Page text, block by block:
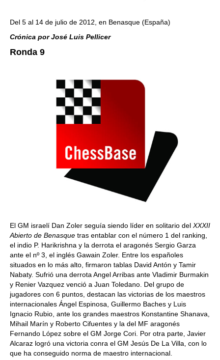
Del 5 al 14 de julio de 2012, en Benasque (España)
Crónica por José Luis Pellicer
Ronda 9
El GM israelí Dan Zoler seguía siendo líder en solitario del XXXII
Abierto de Benasque tras entablar con el número 1 del ranking,
el indio P. Harikrishna y la derrota el aragonés Sergio Garza
ante el nº 3, el inglés Gawain Zoler. Entre los españoles
situados en lo más alto, firmaron tablas David Antón y Tamir
Nabaty. Sufrió una derrota Angel Arribas ante Vladimir Burmakin
y Renier Vazquez venció a Juan Toledano. Del grupo de
jugadores con 6 puntos, destacan las victorias de los maestros
internacionales Ángel Espinosa, Guillermo Baches y Luis
Ignacio Rubio, ante los grandes maestros Konstantine Shanava,
Mihail Marín y Roberto Cifuentes y la del MF aragonés
Fernando López sobre el GM Jorge Cori. Por otra parte, Javier
Alcaraz logró una victoria conra el GM Jesús De La Villa, con lo
que ha conseguido norma de maestro internacional.